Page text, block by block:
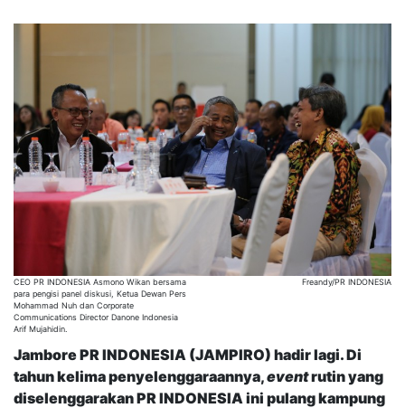
CEO PR INDONESIA Asmono Wikan bersama
para pengisi panel diskusi, Ketua Dewan Pers
Mohammad Nuh dan Corporate
Communications Director Danone Indonesia
Arif Mujahidin.
Freandy/PR INDONESIA
Jambore PR INDONESIA (JAMPIRO) hadir lagi. Di
tahun kelima penyelenggaraannya,eventrutin yang
diselenggarakan PR INDONESIA ini pulang kampung